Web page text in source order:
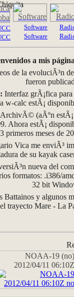
Software
Software
a mis
de la evoluciÃ³n
fueron
Interfaz grÃ¡fica
w-calc estÃ¡
ArchivÃ© (aÃºn
Ahora estÃ¡
primeros meses de
Vica me enviÃ³
de su kayak
nueva del
formatos: .i386/
32 bit
Battainos y algunos
trayecto Mare - La
NOAA-19 (no)
2012/04/11 06:10Z